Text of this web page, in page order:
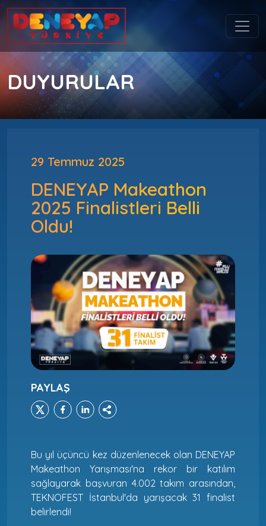
DUYURULAR
29 Temmuz 2025
DENEYAP Makeathon
2025 Finalistleri Belli
Oldu!
PAYLAŞ
Bu yıl üçüncü kez düzenlenecek olan DENEYAP
Makeathon Yarışması'na rekor bir katılım
sağlayarak başvuran 4.002 takım arasından,
TEKNOFEST İstanbul'da yarışacak 31 finalist
belirlendi!